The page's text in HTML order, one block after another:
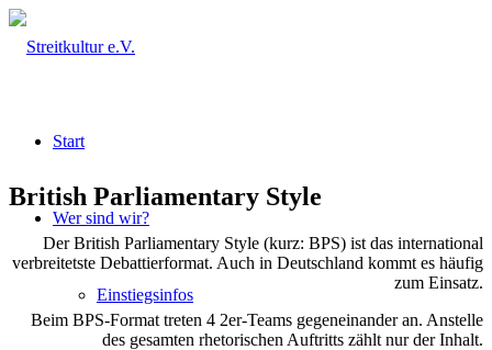
Start
Wer sind wir?
Einstiegsinfos
British Parliamentary Style
Der British Parliamentary Style (kurz: BPS) ist das international
verbreitetste Debattierformat. Auch in Deutschland kommt es häufig
zum Einsatz.
Beim BPS-Format treten 4 2er-Teams gegeneinander an. Anstelle
des gesamten rhetorischen Auftritts zählt nur der Inhalt.